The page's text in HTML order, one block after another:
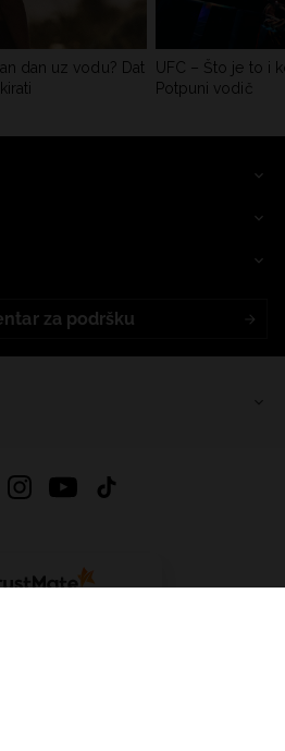
dan uz vodu? Dat
UFC – Što je to i
Potpuni vodič
za podršku